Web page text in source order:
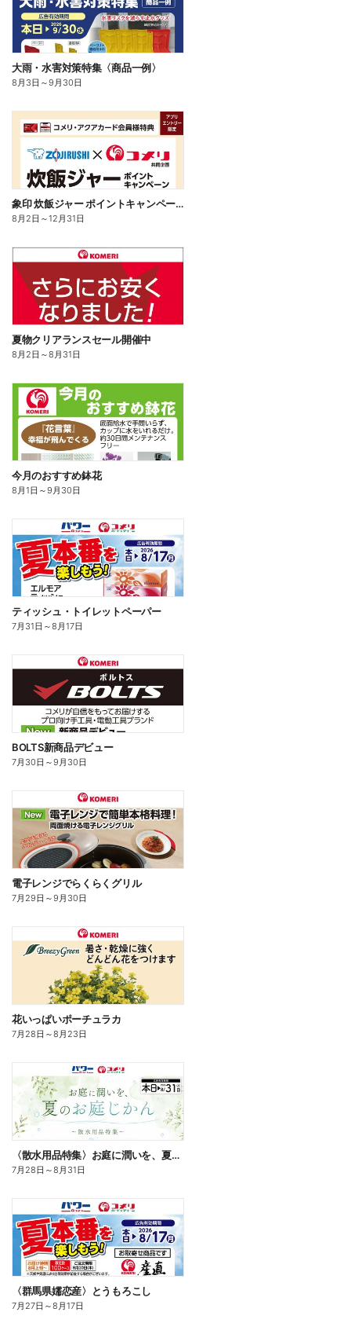
大雨・水害対策特集〈商品一例〉
8月3日 ～9月30日
象印 炊飯ジャー ポイントキャンペーン
8月2日 ～12月31日
夏物クリアランスセール開催中
8月2日 ～8月31日
今月のおすすめ鉢花
8月1日 ～9月30日
ティッシュ・トイレットペーパー
7月31日 ～8月17日
BOLTS新商品デビュー
7月30日 ～9月30日
電子レンジでらくらくグリル
7月29日 ～9月30日
花いっぱいポーチュラカ
7月28日 ～8月23日
〈散水用品特集〉お庭に潤いを、夏のお庭じかん
7月28日 ～8月31日
〈群馬県嬬恋産〉とうもろこし
7月27日 ～8月17日